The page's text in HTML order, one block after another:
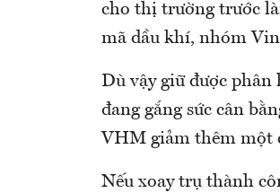
cho thị trường trước
mã dầu khí, nhóm
Dù vậy giữ được
đang gắng sức cân
VHM giảm thêm một
Nếu xoay trụ thành